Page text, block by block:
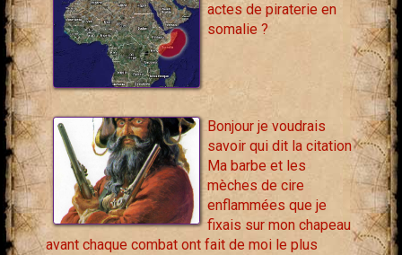
actes de piraterie en
somalie ?
Bonjour je voudrais
savoir qui dit la citation
Ma barbe et les
mèches de cire
enflammées que je
fixais sur mon chapeau
avant chaque combat ont fait de moi le plus